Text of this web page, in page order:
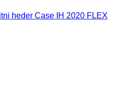
heder Case IH 2020 FLEX